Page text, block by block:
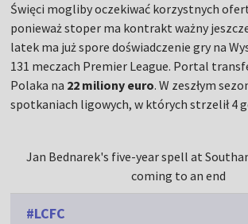
Święci mogliby oczekiwać korzystnych
ponieważ stoper ma kontrakt ważny
latek ma już spore doświadczenie gry na
131 meczach Premier League. Portal
Polaka na 22 miliony euro. W zeszłym
spotkaniach ligowych, w których strzelił 4
Jan Bednarek's five-year spell at
coming to an end
#LCFC